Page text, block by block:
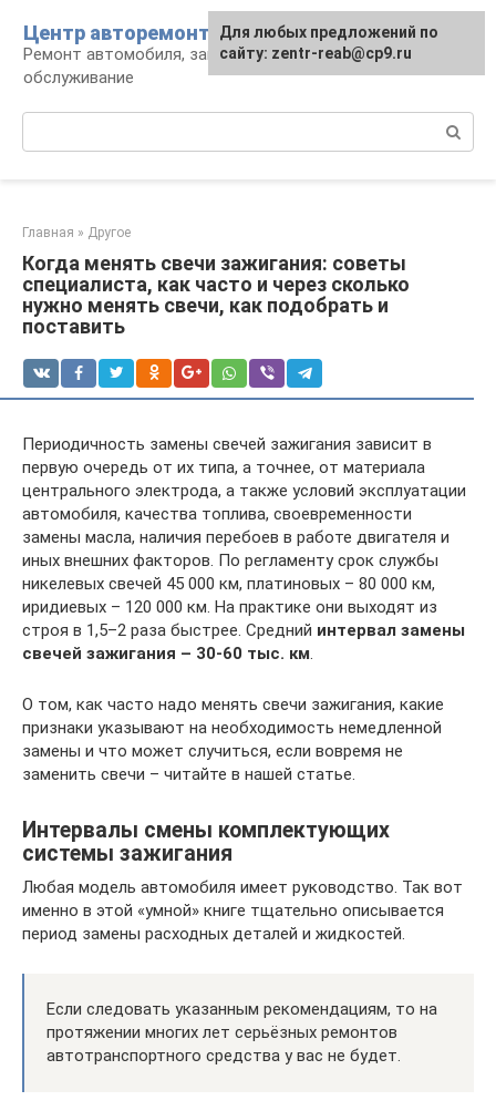
контенту
Центр авторемонта
Ремонт автомобиля, запчасти и
обслуживание
Главная » Другое
Когда менять свечи зажигания: советы
специалиста, как часто и через сколько
нужно менять свечи, как подобрать и
поставить
Периодичность замены свечей зажигания зависит в
первую очередь от их типа, а точнее, от материала
центрального электрода, а также условий эксплуатации
автомобиля, качества топлива, своевременности
замены масла, наличия перебоев в работе двигателя и
иных внешних факторов. По регламенту срок службы
никелевых свечей 45 000 км, платиновых – 80 000 км,
иридиевых – 120 000 км. На практике они выходят из
строя в 1,5–2 раза быстрее. Средний интервал замены
свечей зажигания – 30-60 тыс. км.
О том, как часто надо менять свечи зажигания, какие
признаки указывают на необходимость немедленной
замены и что может случиться, если вовремя не
заменить свечи – читайте в нашей статье.
Интервалы смены комплектующих
системы зажигания
Любая модель автомобиля имеет руководство. Так вот
именно в этой «умной» книге тщательно описывается
период замены расходных деталей и жидкостей.
Если следовать указанным рекомендациям, то на
протяжении многих лет серьёзных ремонтов
автотранспортного средства у вас не будет.
Для любых предложений по
сайту: zentr-reab@cp9.ru